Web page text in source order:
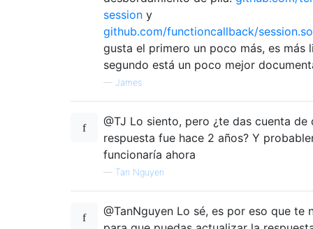
session y
github.com/functioncallback/
gusta el primero un poco más, es más
segundo está un poco mejor
— James
@TJ Lo siento, pero ¿te das cuenta de
respuesta fue hace 2 años? Y
funcionaría ahora
— Tan Nguyen
@TanNguyen Lo sé, es por eso que te